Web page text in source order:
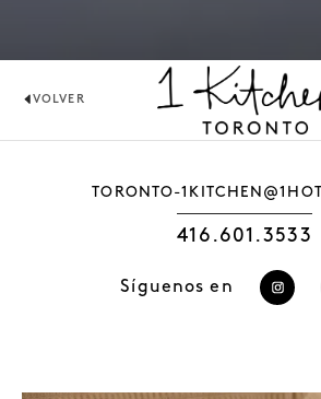
VOLVER
TORONTO-
416.601.3533
Síguenos en